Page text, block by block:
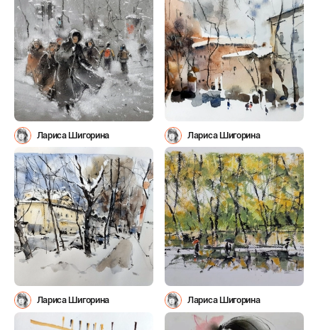
Лариса Шигорина Лариса Шигорина
Лариса Шигорина Лариса Шигорина